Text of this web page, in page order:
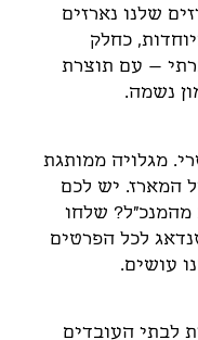
שלנו נארזים
כחלק
– עם תוצרת
נשמה.
מגלויה ממותגת
המארז. יש לכם
מהמנכ"ל? שלחו
לכל הפרטים
עושים.
לבתי העובדים